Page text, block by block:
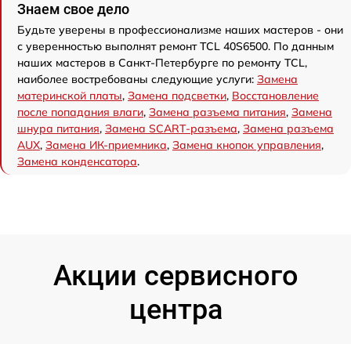
Знаем свое дело
Будьте уверены в профессионализме наших мастеров - они
с уверенностью выполнят ремонт TCL 40S6500. По данным
наших мастеров в Санкт-Петербурге по ремонту TCL,
наиболее востребованы следующие услуги: Замена
материнской платы, Замена подсветки, Восстановление
после попадания влаги, Замена разъема питания, Замена
шнура питания, Замена SCART-разъема, Замена разъема
AUX, Замена ИК-приемника, Замена кнопок управления,
Замена конденсатора.
Акции сервисного
центра